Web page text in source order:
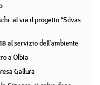
al via il progetto “Silvas
al servizio dell'ambiente
a Olbia
Gallura